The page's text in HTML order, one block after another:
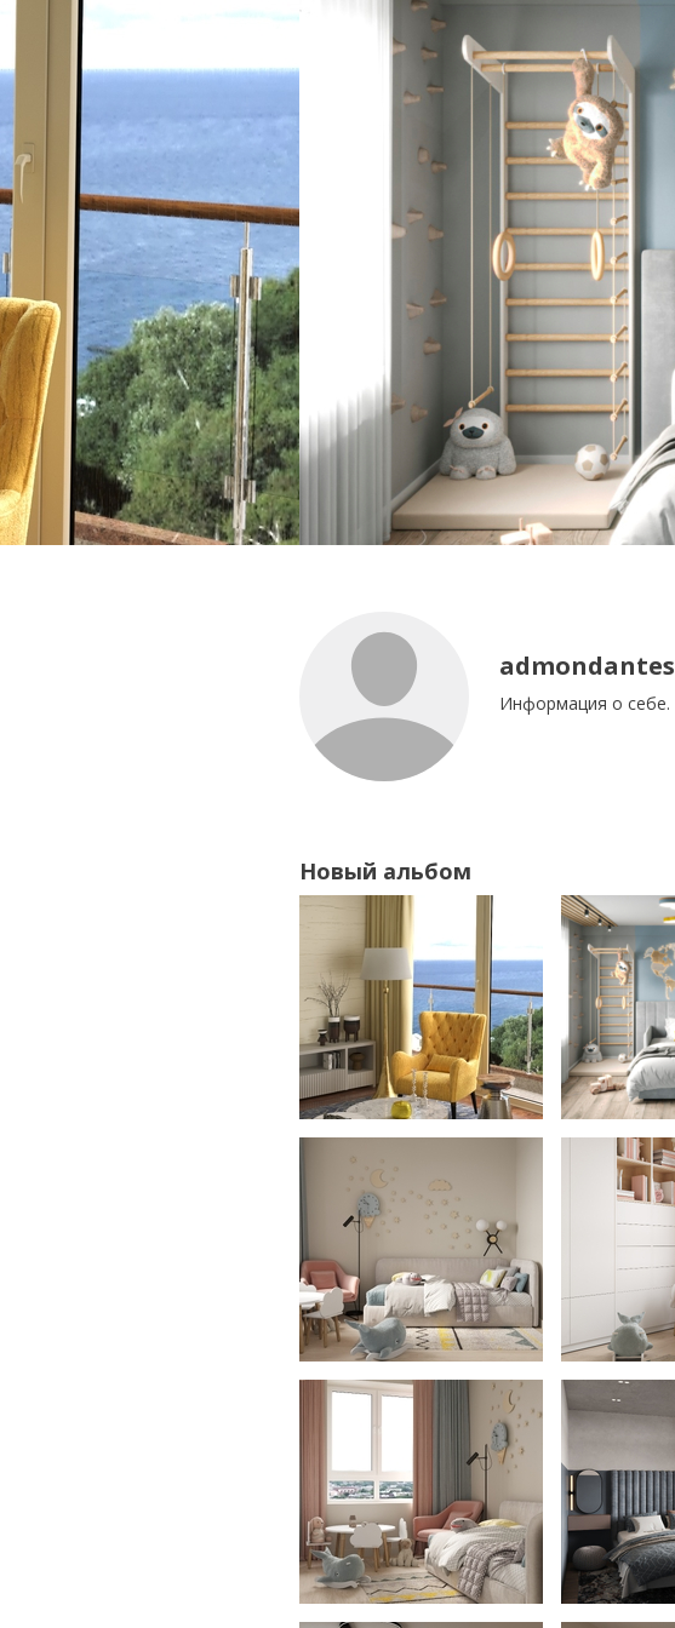
admondantes
Информация о себе.
Новый альбом